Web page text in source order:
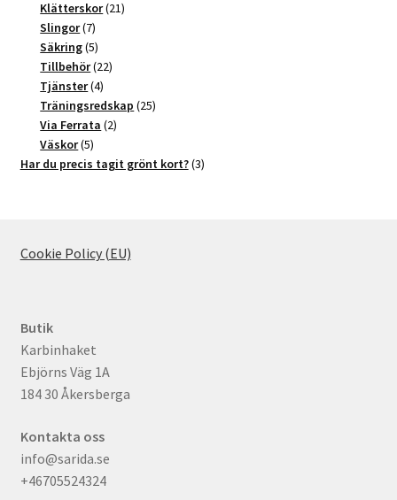
produkter
Klätterskor 2121
Slingor 77
produkter
Säkring 55
produkter
Tillbehör 2222
Tjänster 44
produkter
Träningsredskap 2525
Via Ferrata 22
Väskor 55
produkter
Har du precis tagit grönt kort? 33
Cookie Policy (EU)
Butik
Karbinhaket
Ebjörns Väg 1A
184 30 Åkersberga
Kontakta oss
info@sarida.se
+46705524324